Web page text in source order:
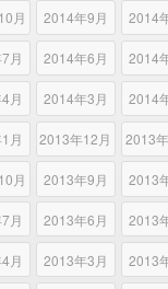
月 2014年9月 2014
月 2014年6月 2014
月 2014年3月 2014
月 2013年12月 2013
月 2013年9月 2013
月 2013年6月 2013
月 2013年3月 2013